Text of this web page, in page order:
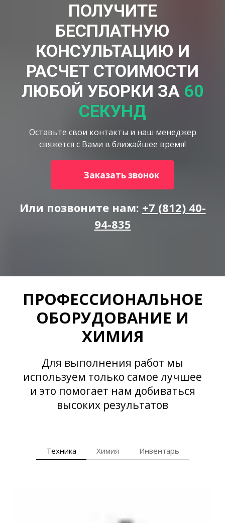
ПОЛУЧИТЕ
БЕСПЛАТНУЮ
КОНСУЛЬТАЦИЮ И
РАСЧЕТ СТОИМОСТИ
ЛЮБОЙ УБОРКИ ЗА 60
СЕКУНД
Оставьте свои контакты и наш менеджер
свяжется с Вами в ближайшее время!
Заказать звонок
Или позвоните нам: +7 (812) 40-
94-835
ПРОФЕССИОНАЛЬНОЕ
ОБОРУДОВАНИЕ И
ХИМИЯ
Для выполнения работ мы
используем только самое лучшее
и это помогает нам добиваться
высоких результатов
Техника Химия Инвентарь